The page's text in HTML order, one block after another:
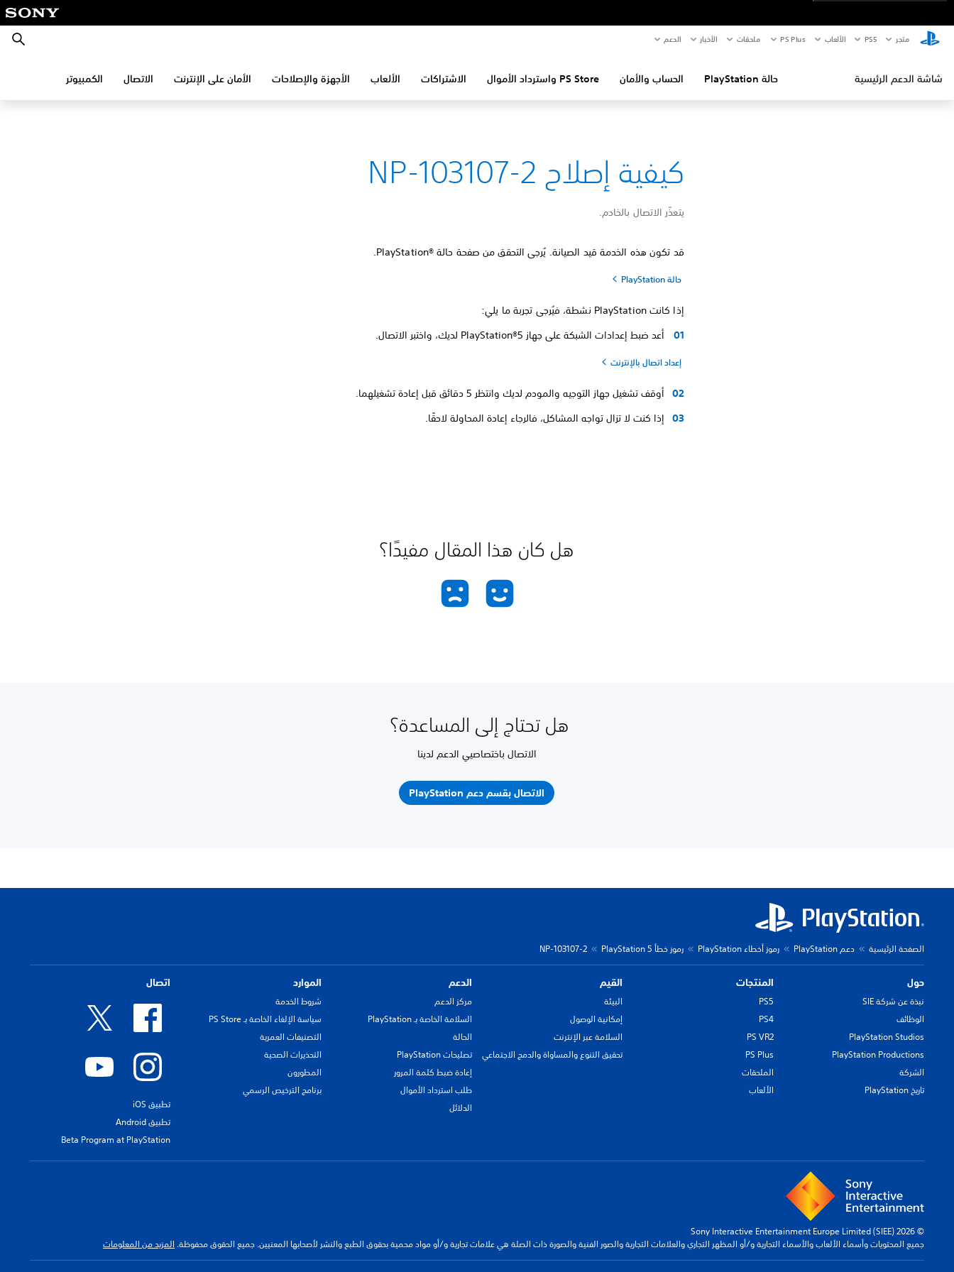
متجر PS5‏ الألعاب PS Plus ملحقات الأخبار الدعم بحث
شاشة الدعم الرئيسية حالة PlayStation الحساب والأمان PS Store واسترداد الأموال الاشتراكات الألعاب الأجهزة والإصلاحات الأمان على الإنترنت الاتصال الكمبيوتر
كيفية إصلاح NP-103107-2
يتعذّر الاتصال بالخادم.
قد تكون هذه الخدمة قيد الصيانة. يُرجى التحقق من صفحة حالة PlayStation®‎.
حالة PlayStation
إذا كانت PlayStation نشطة، فيُرجى تجربة ما يلي:
أعد ضبط إعدادات الشبكة على جهاز PlayStation®5 لديك، واختبر الاتصال.
إعداد اتصال بالإنترنت
أوقف تشغيل جهاز التوجيه والمودم لديك وانتظر 5 دقائق قبل إعادة تشغيلهما.
إذا كنت لا تزال تواجه المشاكل، فالرجاء إعادة المحاولة لاحقًا.
هل كان هذا المقال مفيدًا؟
هل تحتاج إلى المساعدة؟
الاتصال باختصاصيي الدعم لدينا
الاتصال بقسم دعم PlayStation
الصفحة الرئيسية دعم PlayStation رموز أخطاء PlayStation رموز خطأ PlayStation 5 NP-103107-2
حول
نبذة عن شركة SIE
الوظائف
PlayStation Studios
PlayStation Productions
الشركة
تاريخ PlayStation
المنتجات
PS5
PS4
PS VR2
PS Plus
الملحقات
الألعاب
القيم
البيئة
إمكانية الوصول
السلامة عبر الإنترنت
تحقيق التنوع والمساواة والدمج الاجتماعي
الدعم
مركز الدعم
السلامة الخاصة بـ PlayStation
الحالة
تصليحات PlayStation
إعادة ضبط كلمة المرور
طلب استرداد الأموال
الدلائل
الموارد
شروط الخدمة
سياسة الإلغاء الخاصة بـ PS Store
التصنيفات العمرية
التحذيرات الصحية
المطورون
برنامج الترخيص الرسمي
اتصال
تطبيق iOS
تطبيق Android
Beta Program at PlayStation
© 2026 Sony Interactive Entertainment Europe Limited (SIEE)
جميع المحتويات وأسماء الألعاب والأسماء التجارية و/أو المظهر التجاري والعلامات التجارية والصور الفنية والصورة ذات الصلة هي علامات تجارية و/أو مواد محمية بحقوق الطبع والنشر لأصحابها المعنيين. جميع الحقوق محفوظة. المزيد من المعلومات